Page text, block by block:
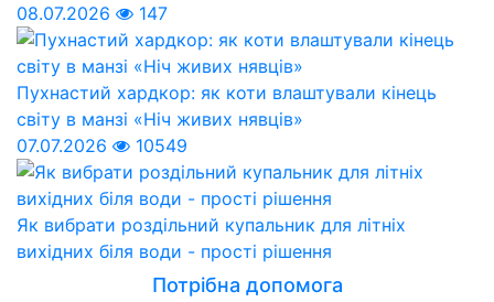
08.07.2026
147
Пухнастий хардкор: як коти влаштували кінець
світу в манзі «Ніч живих нявців»
07.07.2026
10549
Як вибрати роздільний купальник для літніх
вихідних біля води - прості рішення
Потрібна допомога